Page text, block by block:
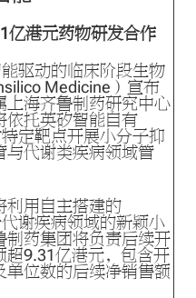
亿港元药物研发合作
驱动的临床阶段生物
Medicine）宣布
上海齐鲁制药研究中心
依托英矽智能自有
定靶点开展小分子抑
与代谢类疾病领域管
利用自主搭建的
谢疾病领域的新颖小
制药集团将负责后续开
超9.31亿港元，包含开
单位数的后续净销售额